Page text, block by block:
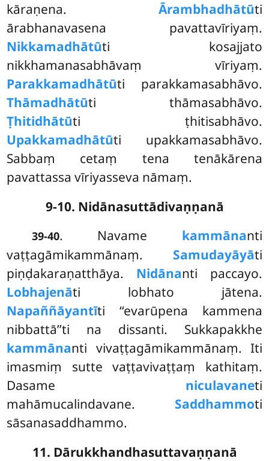
kāraṇena. Ārambhadhātūti
ārabhanavasena pavattavīriyaṃ.
Nikkamadhātūti kosajjato
nikkhamanasabhāvaṃ vīriyaṃ.
Parakkamadhātūti parakkamasabhāvo.
Thāmadhātūti thāmasabhāvo.
Ṭhitidhātūti ṭhitisabhāvo.
Upakkamadhātūti upakkamasabhāvo.
Sabbaṃ cetaṃ tena tenākārena
pavattassa vīriyasseva nāmaṃ.
9-10. Nidānasuttādivaṇṇanā
39-40. Navame kammānanti
vaṭṭagāmikammānaṃ. Samudayāyāti
piṇḍakaraṇatthāya. Nidānanti paccayo.
Lobhajenāti lobhato jātena.
Napaññāyantīti ‘‘evarūpena kammena
nibbattā’’ti na dissanti. Sukkapakkhe
kammānanti vivaṭṭagāmikammānaṃ. Iti
imasmiṃ sutte vaṭṭavivaṭṭaṃ kathitaṃ.
Dasame niculavaneti
mahāmucalindavane. Saddhammoti
sāsanasaddhammo.
11. Dārukkhandhasuttavaṇṇanā